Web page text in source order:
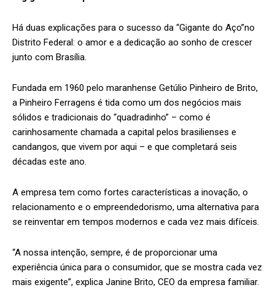
Há duas explicações para o sucesso da “Gigante do Aço”no
Distrito Federal: o amor e a dedicação ao sonho de crescer
junto com Brasília.
Fundada em 1960 pelo maranhense Getúlio Pinheiro de Brito,
a Pinheiro Ferragens é tida como um dos negócios mais
sólidos e tradicionais do “quadradinho” – como é
carinhosamente chamada a capital pelos brasilienses e
candangos, que vivem por aqui – e que completará seis
décadas este ano.
A empresa tem como fortes características a inovação, o
relacionamento e o empreendedorismo, uma alternativa para
se reinventar em tempos modernos e cada vez mais difíceis.
“A nossa intenção, sempre, é de proporcionar uma
experiência única para o consumidor, que se mostra cada vez
mais exigente”, explica Janine Brito, CEO da empresa familiar.